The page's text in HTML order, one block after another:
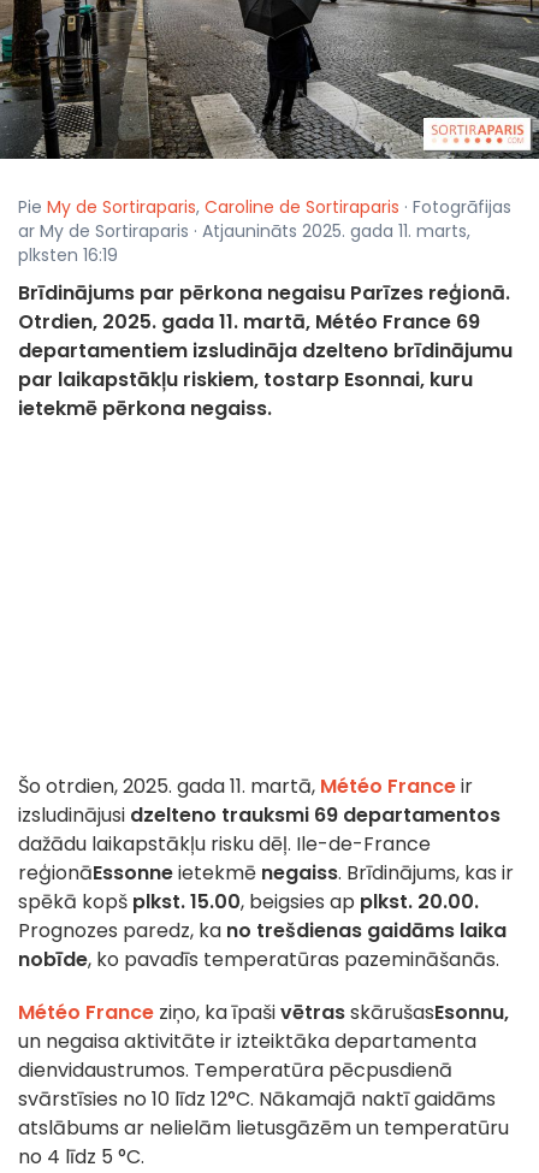
Pie My de Sortiraparis, Caroline de Sortiraparis · Fotogrāfijas
ar My de Sortiraparis · Atjaunināts 2025. gada 11. marts,
plksten 16:19
Brīdinājums par pērkona negaisu Parīzes reģionā.
Otrdien, 2025. gada 11. martā, Météo France 69
departamentiem izsludināja dzelteno brīdinājumu
par laikapstākļu riskiem, tostarp Esonnai, kuru
ietekmē pērkona negaiss.
Šo otrdien, 2025. gada 11. martā, Météo Franceir
izsludinājusi dzelteno trauksmi 69 departamentos
dažādu laikapstākļu risku dēļ. Ile-de-France
reģionāEssonneietekmē negaiss. Brīdinājums, kas ir
spēkā kopš plkst. 15.00, beigsies ap plkst. 20.00.
Prognozes paredz, ka no trešdienas gaidāms laika
nobīde, ko pavadīs temperatūras pazemināšanās.
Météo France ziņo, ka īpašivētrasskārušasEsonnu,
un negaisa aktivitāte ir izteiktāka departamenta
dienvidaustrumos. Temperatūra pēcpusdienā
svārstīsies no 10 līdz 12°C. Nākamajā naktī gaidāms
atslābums ar nelielām lietusgāzēm un temperatūru
no 4 līdz 5 °C.